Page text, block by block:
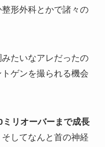
形外科とかで諸々の
たいなアレだったの
ゲンを撮られる機会
ミリオーバーまで成長
してなんと首の神経